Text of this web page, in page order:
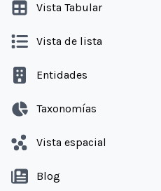
Vista Tabular
Vista de lista
Entidades
Taxonomías
Vista espacial
Blog